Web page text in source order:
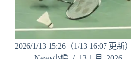
2026/1/13 15:26（1/13 16:07 更新